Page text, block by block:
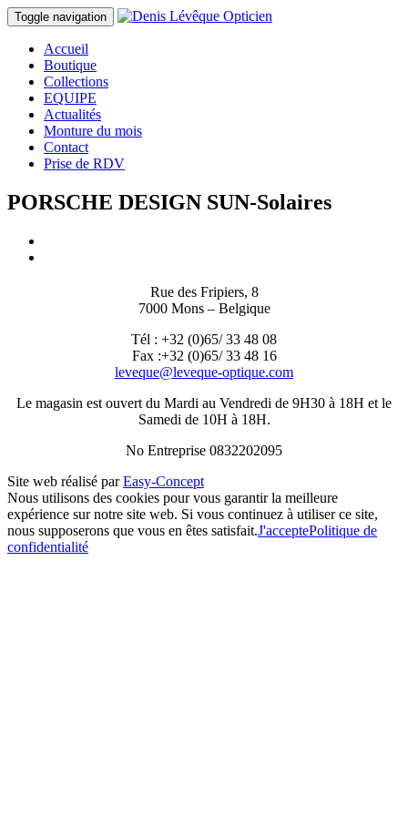
Toggle navigation
Accueil
Boutique
Collections
EQUIPE
Actualités
Monture du mois
Contact
Prise de RDV
PORSCHE DESIGN SUN-Solaires
Rue des Fripiers, 8
7000 Mons – Belgique
Tél : +32 (0)65/ 33 48 08
Fax :+32 (0)65/ 33 48 16
leveque@leveque-optique.com
Le magasin est ouvert du Mardi au Vendredi de 9H30 à 18H et le
Samedi de 10H à 18H.
No Entreprise 0832202095
Site web réalisé parEasy-Concept
Nous utilisons des cookies pour vous garantir la meilleure
expérience sur notre site web. Si vous continuez à utiliser ce site,
nous supposerons que vous en êtes satisfait.J'acceptePolitique de
confidentialité